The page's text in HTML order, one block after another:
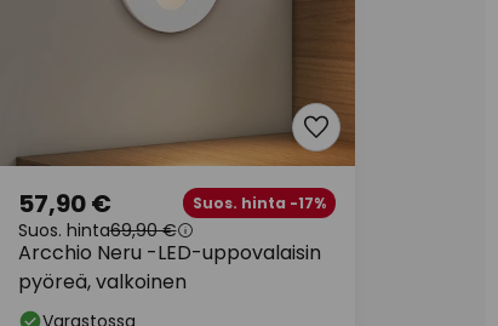
Arcchio Neru -LED-uppovalaisin
pyöreä, valkoinen
57,90 € Suos. hinta -17%
Suos. hinta69,90 €
Varastossa